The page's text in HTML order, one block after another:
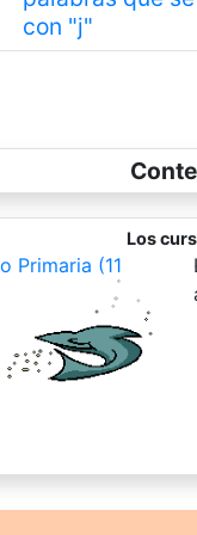
con "j"Anterior
Los
Primaria (11